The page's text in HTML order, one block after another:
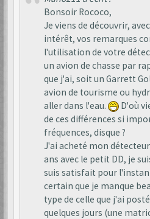
Bonsoir Rococo,
Je viens de découvrir,
intérêt, vos remarques
l'utilisation de votre
un avion de chasse par
que j'ai, soit un Garrett
avion de tourisme ou
aller dans l'eau.
D'où
de ces différences si
fréquences, disque ?
J'ai acheté mon
ans avec le petit DD, je
suis satisfait pour
certain que je manque
type de celle que j'ai
quelques jours (une